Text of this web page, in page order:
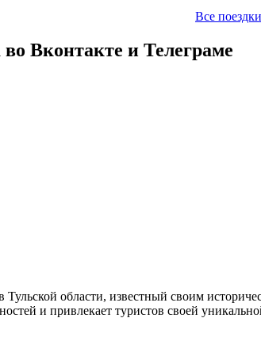
Все поездки
Вконтакте и Телеграме
области, известный своим
и привлекает туристов своей